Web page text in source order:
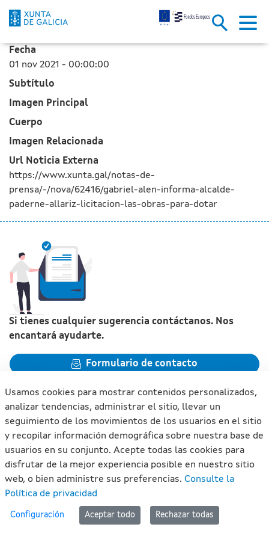
Gabriel Alén informa al
Saltar al contenido principal
Fecha
01 nov 2021 - 00:00:00
Subtítulo
Imagen Principal
Cuerpo
Imagen Relacionada
Url Noticia Externa
https://www.xunta.gal/notas-de-
prensa/-/nova/62416/gabriel-alen-informa-alcalde-
paderne-allariz-licitacion-las-obras-para-dotar
Si tienes cualquier sugerencia contáctanos. Nos
encantará ayudarte.
Formulario de contacto
Xunta de Galicia. Información mantenida y publicada en
internet por la Xunta de Galicia
Atención a la ciudadanía
Accesibilidad
Mapa del portal
Usamos cookies para mostrar contenidos personalizados,
analizar tendencias, administrar el sitio, llevar un
seguimiento de los movimientos de los usuarios en el sitio
y recopilar información demográfica sobre nuestra base de
usuarios en su conjunto. Acepte todas las cookies para
disfrutar de la mejor experiencia posible en nuestro sitio
web, o bien administre sus preferencias. Consulte la
Política de privacidad
Configuración Aceptar todo Rechazar todas